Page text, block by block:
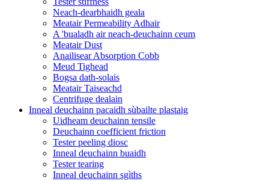
Neach-dearbhaidh geala
Meatair Permeability Adhair
A 'bualadh air neach-deuchainn ceum
Meatair Dust
Anailisear Absorption Cobb
Meud Tighead
Bogsa dath-solais
Meatair Taiseachd
Centrifuge dealain
Inneal deuchainn pacaidh sùbailte plastaig
Uidheam deuchainn tensile
Deuchainn coefficient friction
Tester peeling diosc
Inneal deuchainn buaidh
Tester tearing
Inneal deuchainn sgìths